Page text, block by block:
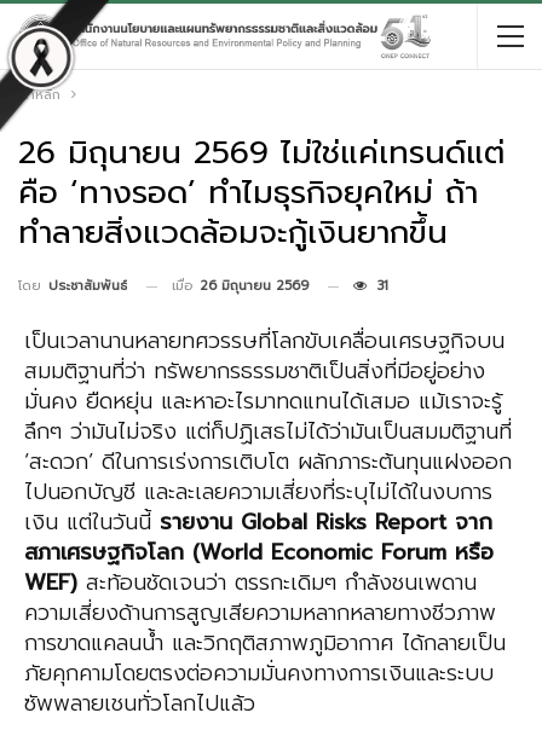
หน้าหลัก
26 มิถุนายน 2569 ไม่ใช่แค่เทรนด์แต่
คือ ‘ทางรอด’ ทำไมธุรกิจยุคใหม่ ถ้า
ทำลายสิ่งแวดล้อมจะกู้เงินยากขึ้น
โดย ประชาสัมพันธ์ เมื่อ 26 มิถุนายน 2569 31
เป็นเวลานานหลายทศวรรษที่โลกขับเคลื่อนเศรษฐกิจบน
สมมติฐานที่ว่า ทรัพยากรธรรมชาติเป็นสิ่งที่มีอยู่อย่าง
มั่นคง ยืดหยุ่น และหาอะไรมาทดแทนได้เสมอ แม้เราจะรู้
ลึกๆ ว่ามันไม่จริง แต่ก็ปฏิเสธไม่ได้ว่ามันเป็นสมมติฐานที่
‘สะดวก’ ดีในการเร่งการเติบโต ผลักภาระต้นทุนแฝงออก
ไปนอกบัญชี และละเลยความเสี่ยงที่ระบุไม่ได้ในงบการ
เงิน แต่ในวันนี้ รายงาน Global Risks Report จาก
สภาเศรษฐกิจโลก (World Economic Forum หรือ
WEF) สะท้อนชัดเจนว่า ตรรกะเดิมๆ กำลังชนเพดาน
ความเสี่ยงด้านการสูญเสียความหลากหลายทางชีวภาพ
การขาดแคลนน้ำ และวิกฤติสภาพภูมิอากาศ ได้กลายเป็น
ภัยคุกคามโดยตรงต่อความมั่นคงทางการเงินและระบบ
ซัพพลายเชนทั่วโลกไปแล้ว